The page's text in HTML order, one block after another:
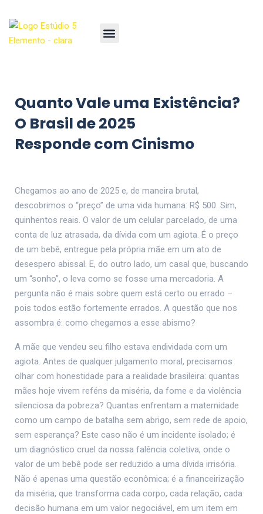
Quanto Vale uma Existência?
O Brasil de 2025
Responde com Cinismo
Chegamos ao ano de 2025 e, de maneira brutal,
descobrimos o “preço” de uma vida humana: R$ 500. Sim,
quinhentos reais. O valor de um celular parcelado, de uma
conta de luz atrasada, da dívida com um agiota. É o preço
de um bebê, entregue pela própria mãe em um ato de
desespero abissal. E, do outro lado, um casal que, buscando
um “sonho”, o leva como se fosse uma mercadoria. A
pergunta não é mais sobre quem está certo ou errado –
pois todos estão fortemente errados. A questão que nos
assombra é: como chegamos a esse abismo?
A mãe que vendeu seu filho estava endividada com um
agiota. Antes de qualquer julgamento moral, precisamos
olhar com honestidade para a realidade brasileira: quantas
mães hoje vivem reféns da miséria, da fome e da violência
silenciosa da pobreza? Quantas enfrentam a maternidade
como um campo de batalha sem abrigo, sem rede de apoio,
sem esperança? Este caso não é um incidente isolado; é
um diagnóstico cruel da nossa falência coletiva, onde o
valor de um bebê pode ser reduzido a uma dívida irrisória.
Não é apenas uma questão econômica; é a financeirização
da miséria, que transforma cada corpo, cada relação, cada
decisão humana em um valor negociável, em um item em